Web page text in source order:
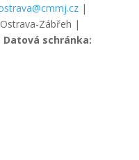
|
Zábřeh |
Datová schránka: